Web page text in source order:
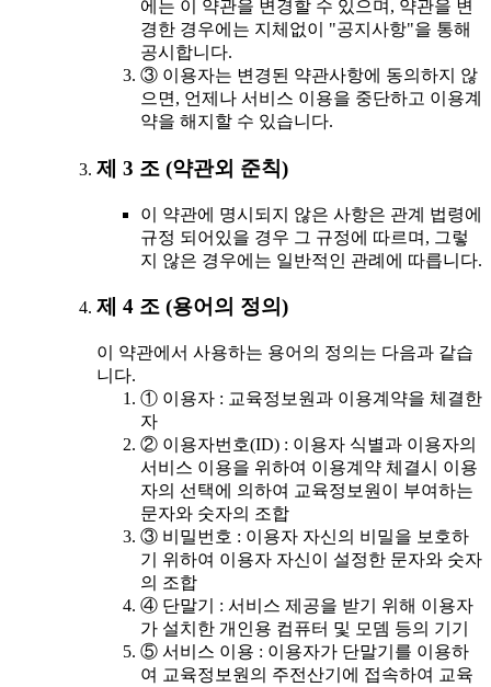
에는 이 약관을 변경할 수 있으며, 약관을 변
경한 경우에는 지체없이 "공지사항"을 통해
공시합니다.
③ 이용자는 변경된 약관사항에 동의하지 않
으면, 언제나 서비스 이용을 중단하고 이용계
약을 해지할 수 있습니다.
제 3 조 (약관외 준칙)
이 약관에 명시되지 않은 사항은 관계 법령에
규정 되어있을 경우 그 규정에 따르며, 그렇
지 않은 경우에는 일반적인 관례에 따릅니다.
제 4 조 (용어의 정의)
이 약관에서 사용하는 용어의 정의는 다음과 같습
니다.
① 이용자 : 교육정보원과 이용계약을 체결한
자
② 이용자번호(ID) : 이용자 식별과 이용자의
서비스 이용을 위하여 이용계약 체결시 이용
자의 선택에 의하여 교육정보원이 부여하는
문자와 숫자의 조합
③ 비밀번호 : 이용자 자신의 비밀을 보호하
기 위하여 이용자 자신이 설정한 문자와 숫자
의 조합
④ 단말기 : 서비스 제공을 받기 위해 이용자
가 설치한 개인용 컴퓨터 및 모뎀 등의 기기
⑤ 서비스 이용 : 이용자가 단말기를 이용하
여 교육정보원의 주전산기에 접속하여 교육